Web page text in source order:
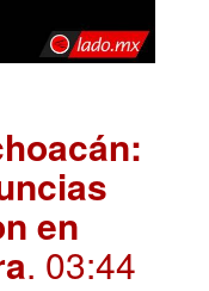
en
. 03:44